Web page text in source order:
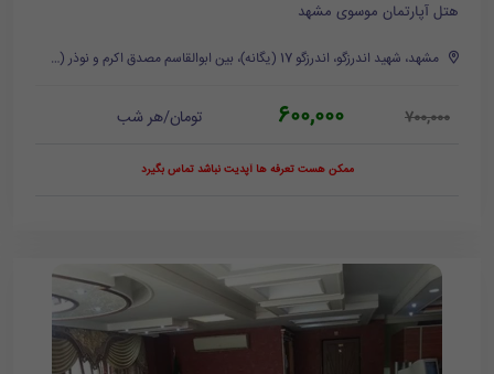
هتل آپارتمان موسوی مشهد
مشهد، شهید اندرزگو، اندرزگو 17 (یگانه)، بین ابوالقاسم مصدق اکرم و نوذر (محله‌ی چهارباغ)
700,000
600,000 تومان/هر شب
ممکن هست تعرفه ها آپدیت نباشد تماس بگیرد